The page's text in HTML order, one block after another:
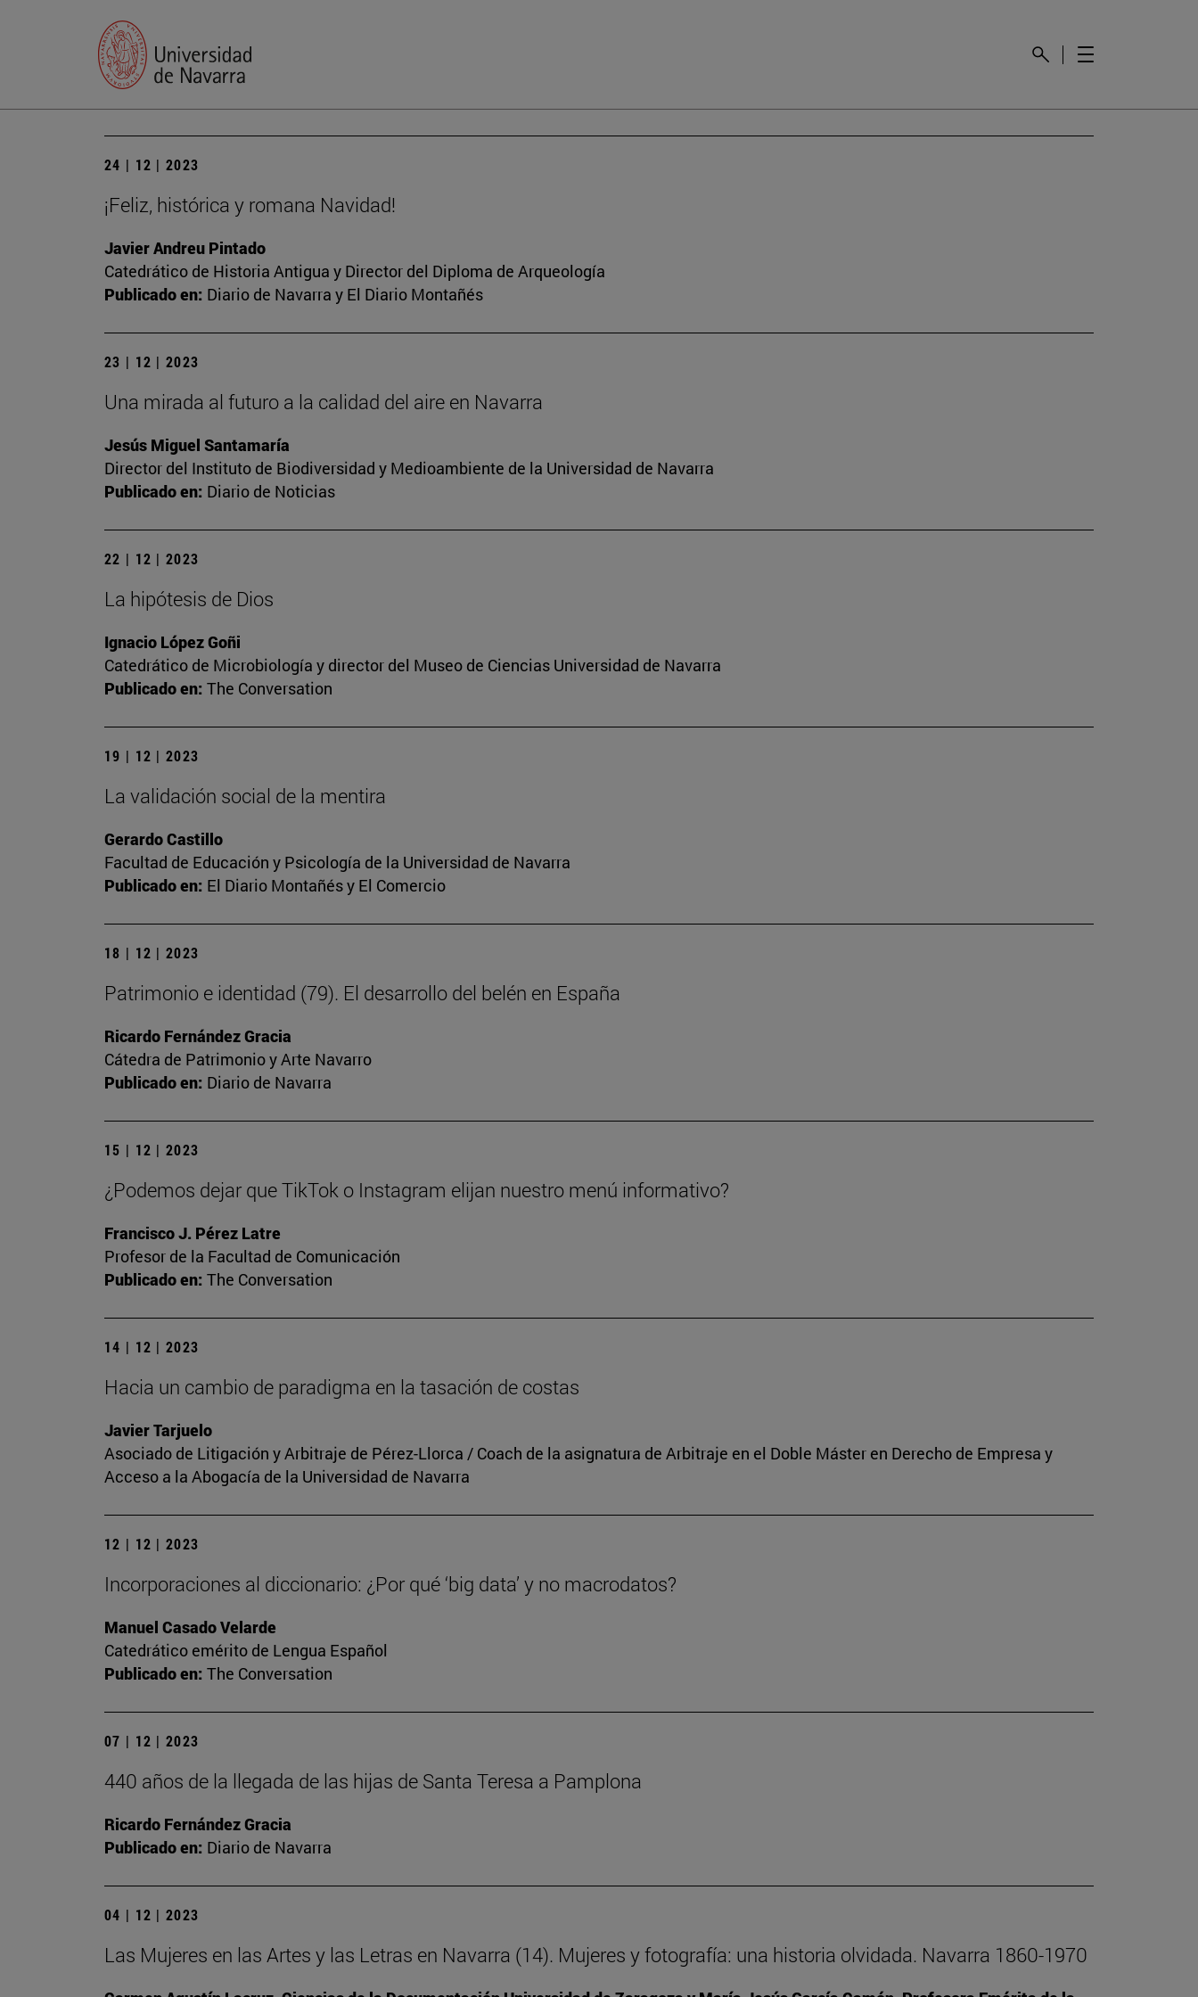
24 | 12 | 2023
¡Feliz, histórica y romana Navidad!
Javier Andreu Pintado
Catedrático de Historia Antigua y Director del Diploma de Arqueología
Publicado en: Diario de Navarra y El Diario Montañés
23 | 12 | 2023
Una mirada al futuro a la calidad del aire en Navarra
Jesús Miguel Santamaría
Director del Instituto de Biodiversidad y Medioambiente de la Universidad de Navarra
Publicado en: Diario de Noticias
22 | 12 | 2023
La hipótesis de Dios
Ignacio López Goñi
Catedrático de Microbiología y director del Museo de Ciencias Universidad de Navarra
Publicado en: The Conversation
19 | 12 | 2023
La validación social de la mentira
Gerardo Castillo
Facultad de Educación y Psicología de la Universidad de Navarra
Publicado en: El Diario Montañés y El Comercio
18 | 12 | 2023
Patrimonio e identidad (79). El desarrollo del belén en España
Ricardo Fernández Gracia
Cátedra de Patrimonio y Arte Navarro
Publicado en: Diario de Navarra
15 | 12 | 2023
¿Podemos dejar que TikTok o Instagram elijan nuestro menú informativo?
Francisco J. Pérez Latre
Profesor de la Facultad de Comunicación
Publicado en: The Conversation
14 | 12 | 2023
Hacia un cambio de paradigma en la tasación de costas
Javier Tarjuelo
Asociado de Litigación y Arbitraje de Pérez-Llorca / Coach de la asignatura de Arbitraje en el Doble Máster en Derecho de Empresa y
Acceso a la Abogacía de la Universidad de Navarra
12 | 12 | 2023
Incorporaciones al diccionario: ¿Por qué ‘big data’ y no macrodatos?
Manuel Casado Velarde
Catedrático emérito de Lengua Español
Publicado en: The Conversation
07 | 12 | 2023
440 años de la llegada de las hijas de Santa Teresa a Pamplona
Ricardo Fernández Gracia
Publicado en: Diario de Navarra
04 | 12 | 2023
Las Mujeres en las Artes y las Letras en Navarra (14). Mujeres y fotografía: una historia olvidada. Navarra 1860-1970